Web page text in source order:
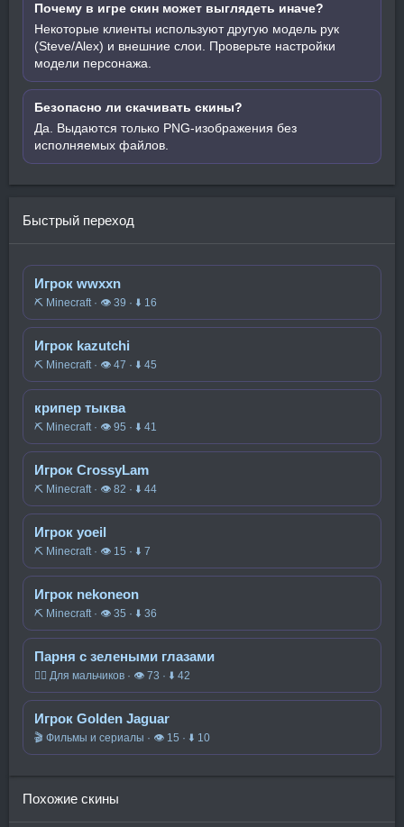
Почему в игре скин может выглядеть иначе?
Некоторые клиенты используют другую модель рук
(Steve/Alex) и внешние слои. Проверьте настройки
модели персонажа.
Безопасно ли скачивать скины?
Да. Выдаются только PNG-изображения без
исполняемых файлов.
Быстрый переход
Игрок wwxxn
⛏️ Minecraft · 👁 39 · ⬇ 16
Игрок kazutchi
⛏️ Minecraft · 👁 47 · ⬇ 45
крипер тыква
⛏️ Minecraft · 👁 95 · ⬇ 41
Игрок CrossyLam
⛏️ Minecraft · 👁 82 · ⬇ 44
Игрок yoeil
⛏️ Minecraft · 👁 15 · ⬇ 7
Игрок nekoneon
⛏️ Minecraft · 👁 35 · ⬇ 36
Парня с зелеными глазами
🧍‍♂️ Для мальчиков · 👁 73 · ⬇ 42
Игрок Golden Jaguar
🎬 Фильмы и сериалы · 👁 15 · ⬇ 10
Похожие скины